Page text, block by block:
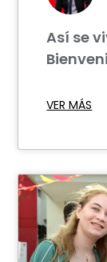
Así se
VER MÁS